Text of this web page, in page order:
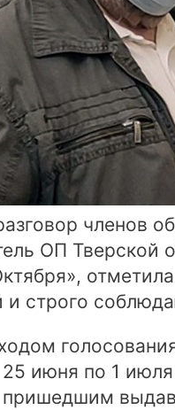
членов
ОП Тверской
и строго
июня по 1
пришедшим